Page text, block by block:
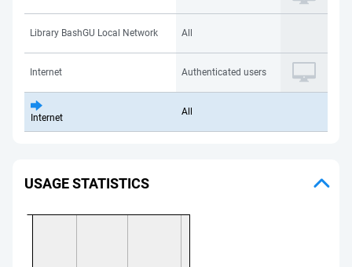
Library BashGU Local Network All
Internet Authenticated users
Internet
All
USAGE STATISTICS